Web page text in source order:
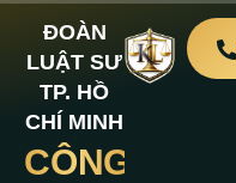
ĐOÀN
LUẬT SƯ
TP. HỒ
CHÍ MINH
CÔNG